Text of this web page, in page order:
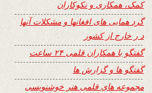
کمک، همکاری و نکوکاران
گرد همایی های افغانها و مشکلات آنها
د ر خارج از کشور
گفتگو با همکاران قلمی ۲۴ ساعت
گفتگو ها و گزارش ها
مجموعه های قلمی هنر خوشنویسی